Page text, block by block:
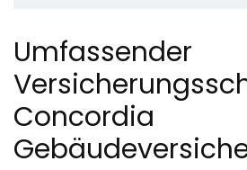
Umfassender
Concordia